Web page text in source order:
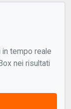
tempo reale
nei risultati